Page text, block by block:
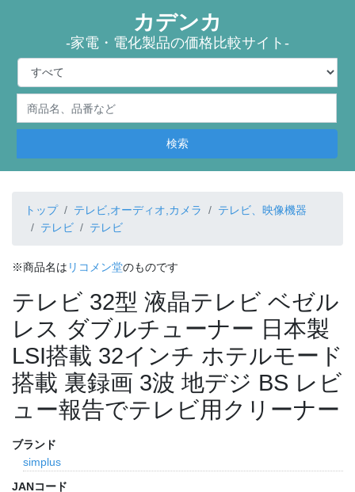
カデンカ
-家電・電化製品の価格比較サイト-
検索
トップ テレビ,オーディオ,カメラ
テレビ、映像機器
テレビ
テレビ
※商品名は リコメン堂のものです
テレビ 32型 液晶テレビ ベゼル
レス ダブルチューナー 日本製
LSI搭載 32インチ ホテルモード
搭載 裏録画 3波 地デジ BS レビ
ュー報告でテレビ用クリーナー
ブランド
simplus
JANコード